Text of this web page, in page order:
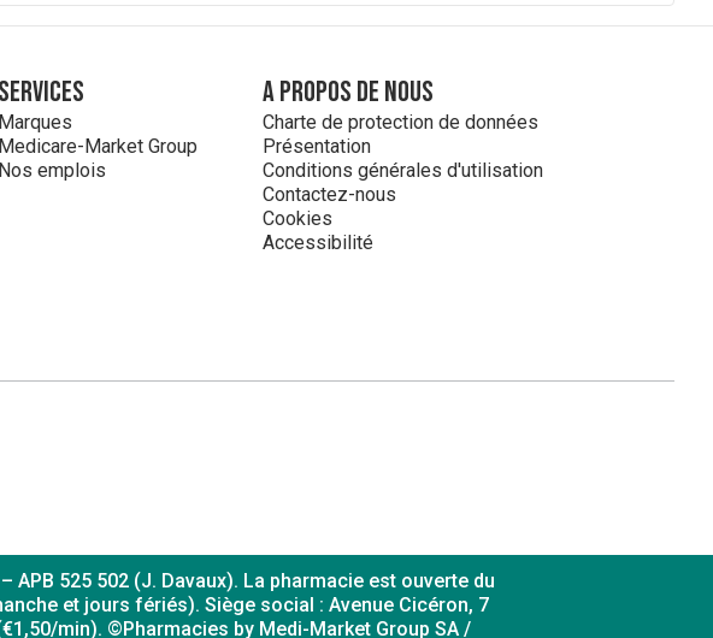
Services
Marques
Medicare-Market Group
Nos emplois
A propos de nous
Charte de protection de données
Présentation
Conditions générales d'utilisation
Contactez-nous
Cookies
Accessibilité
APB 525 502 (J. Davaux). La pharmacie est ouverte du
et jours fériés). Siège social : Avenue Cicéron, 7
min). ©Pharmacies by Medi-Market Group SA /